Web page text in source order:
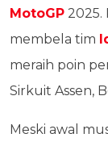
MotoGP 2025.
membela tim
meraih poin
Sirkuit Assen,
Meski awal